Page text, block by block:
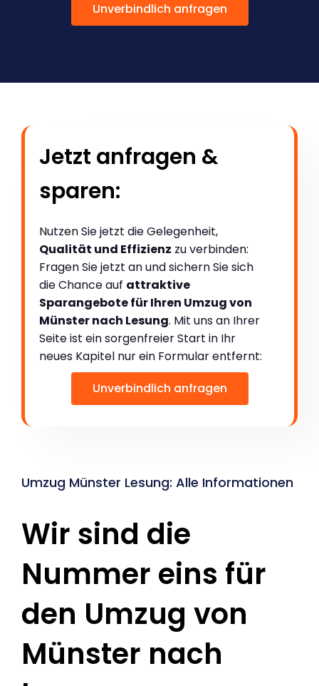
Unverbindlich anfragen
Jetzt anfragen &
sparen:
Nutzen Sie jetzt die Gelegenheit,
Qualität und Effizienz zu verbinden:
Fragen Sie jetzt an und sichern Sie sich
die Chance auf attraktive
Sparangebote für Ihren Umzug von
Münster nach Lesung. Mit uns an Ihrer
Seite ist ein sorgenfreier Start in Ihr
neues Kapitel nur ein Formular entfernt:
Unverbindlich anfragen
Umzug Münster Lesung: Alle Informationen
Wir sind die
Nummer eins für
den Umzug von
Münster nach